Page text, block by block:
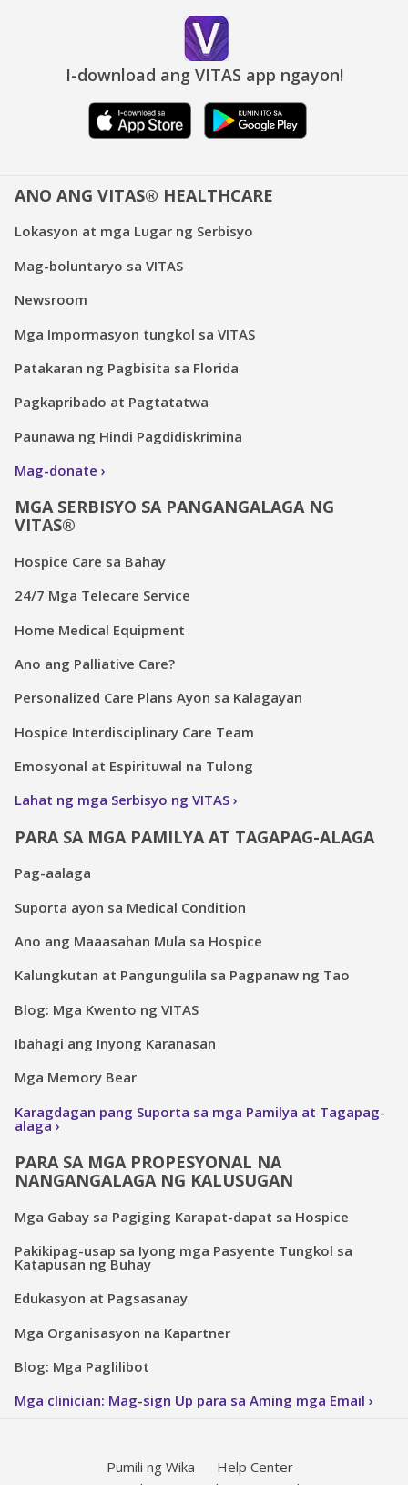
I-download ang VITAS app ngayon!
ANO ANG VITAS® HEALTHCARE
Lokasyon at mga Lugar ng Serbisyo
Mag-boluntaryo sa VITAS
Newsroom
Mga Impormasyon tungkol sa VITAS
Patakaran ng Pagbisita sa Florida
Pagkapribado at Pagtatatwa
Paunawa ng Hindi Pagdidiskrimina
Mag-donate
MGA SERBISYO SA PANGANGALAGA NG
VITAS®
Hospice Care sa Bahay
24/7 Mga Telecare Service
Home Medical Equipment
Ano ang Palliative Care?
Personalized Care Plans Ayon sa Kalagayan
Hospice Interdisciplinary Care Team
Emosyonal at Espirituwal na Tulong
Lahat ng mga Serbisyo ng VITAS
PARA SA MGA PAMILYA AT TAGAPAG-ALAGA
Pag-aalaga
Suporta ayon sa Medical Condition
Ano ang Maaasahan Mula sa Hospice
Kalungkutan at Pangungulila sa Pagpanaw ng Tao
Blog: Mga Kwento ng VITAS
Ibahagi ang Inyong Karanasan
Mga Memory Bear
Karagdagan pang Suporta sa mga Pamilya at Tagapag-
alaga
PARA SA MGA PROPESYONAL NA
NANGANGALAGA NG KALUSUGAN
Mga Gabay sa Pagiging Karapat-dapat sa Hospice
Pakikipag-usap sa Iyong mga Pasyente Tungkol sa
Katapusan ng Buhay
Edukasyon at Pagsasanay
Mga Organisasyon na Kapartner
Blog: Mga Paglilibot
Mga clinician: Mag-sign Up para sa Aming mga Email
Pumili ng Wika
Help Center